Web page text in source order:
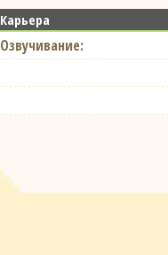
Карьера
Озвучивание: